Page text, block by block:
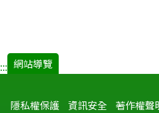
::: 網站導覽
隱私權保護 資訊安全 著作權聲